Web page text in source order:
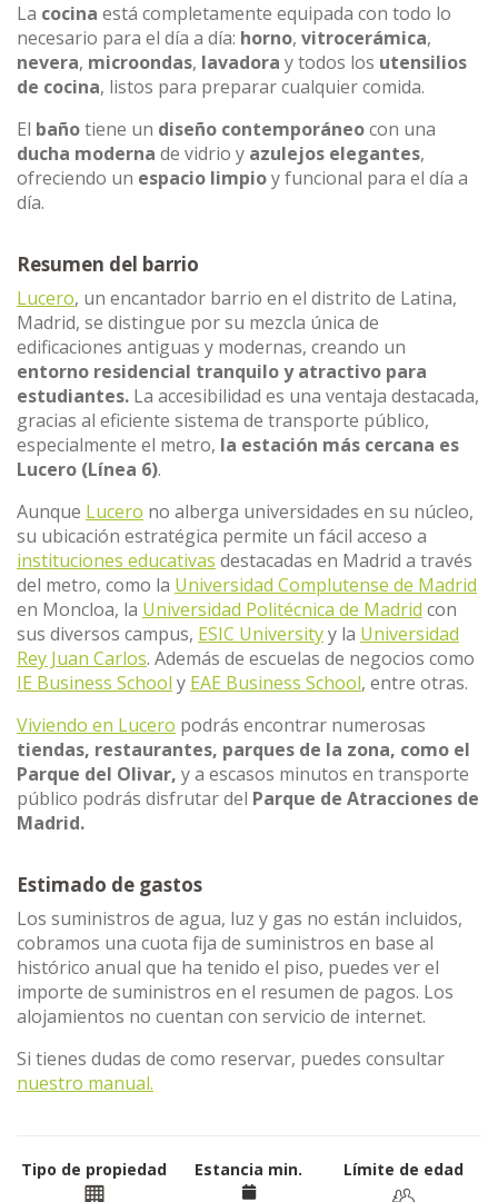
La cocina está completamente equipada con todo lo
necesario para el día a día: horno, vitrocerámica,
nevera, microondas, lavadora y todos los utensilios
de cocina, listos para preparar cualquier comida.
El bañotiene un diseño contemporáneocon una
ducha moderna de vidrio y azulejos elegantes,
ofreciendo un espacio limpioy funcional para el día a
día.
Resumen del barrio
Lucero, un encantador barrio en el distrito de Latina,
Madrid, se distingue por su mezcla única de
edificaciones antiguas y modernas, creando un
entorno residencial tranquilo y atractivo para
estudiantes. La accesibilidad es una ventaja destacada,
gracias al eficiente sistema de transporte público,
especialmente el metro, la estación más cercana es
Lucero (Línea 6).
Aunque Lucero no alberga universidades en su núcleo,
su ubicación estratégica permite un fácil acceso a
instituciones educativas destacadas en Madrid a través
del metro, como la Universidad Complutense de Madrid
en Moncloa, la Universidad Politécnica de Madrid con
sus diversos campus, ESIC Universityy la Universidad
Rey Juan Carlos. Además de escuelas de negocios como
IE Business School y EAE Business School, entre otras.
Viviendo en Lucero podrás encontrar numerosas
tiendas, restaurantes, parques de la zona, como el
Parque del Olivar, y a escasos minutos en transporte
público podrás disfrutar del Parque de Atracciones de
Madrid.
Estimado de gastos
Los suministros de agua, luz y gas no están incluidos,
cobramos una cuota fija de suministros en base al
histórico anual que ha tenido el piso, puedes ver el
importe de suministros en el resumen de pagos. Los
alojamientos no cuentan con servicio de internet.
Si tienes dudas de como reservar, puedes consultar
nuestro manual.
Tipo de propiedad Estancia min. Límite de edad